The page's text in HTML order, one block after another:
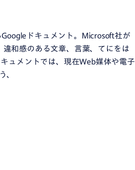
ドキュメント。Microsoft社が
和感のある文章、言葉、てにをは
ュメントでは、現在Web媒体や電子
、